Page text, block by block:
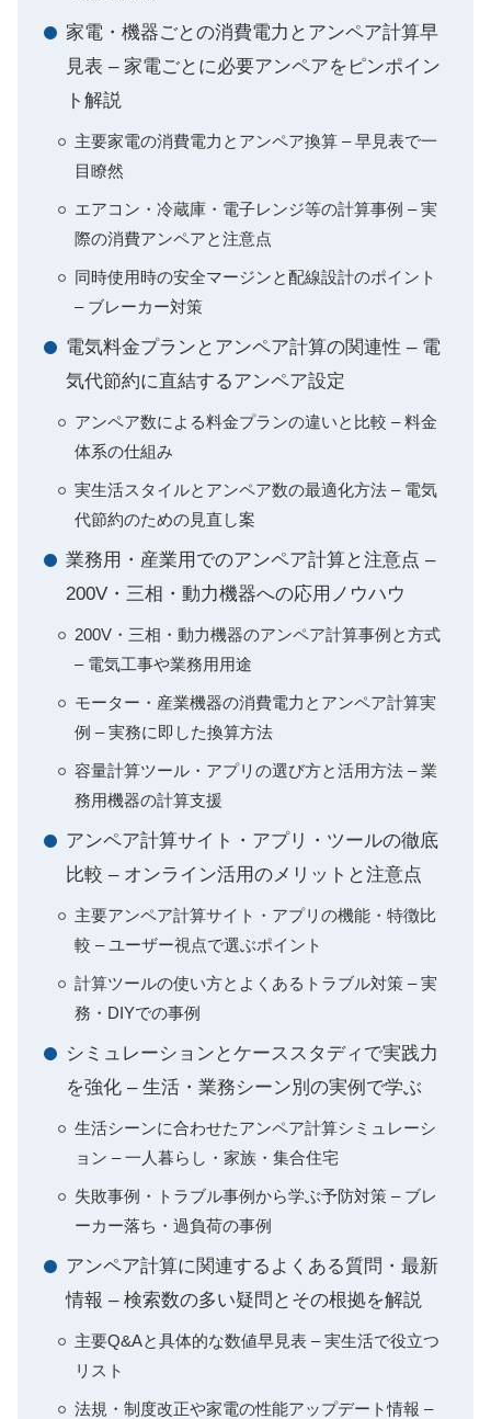
家電・機器ごとの消費電力とアンペア計算早
見表 – 家電ごとに必要アンペアをピンポイン
ト解説
主要家電の消費電力とアンペア換算 – 早見表で一
目瞭然
エアコン・冷蔵庫・電子レンジ等の計算事例 – 実
際の消費アンペアと注意点
同時使用時の安全マージンと配線設計のポイント
– ブレーカー対策
電気料金プランとアンペア計算の関連性 – 電
気代節約に直結するアンペア設定
アンペア数による料金プランの違いと比較 – 料金
体系の仕組み
実生活スタイルとアンペア数の最適化方法 – 電気
代節約のための見直し案
業務用・産業用でのアンペア計算と注意点 –
200V・三相・動力機器への応用ノウハウ
200V・三相・動力機器のアンペア計算事例と方式
– 電気工事や業務用用途
モーター・産業機器の消費電力とアンペア計算実
例 – 実務に即した換算方法
容量計算ツール・アプリの選び方と活用方法 – 業
務用機器の計算支援
アンペア計算サイト・アプリ・ツールの徹底
比較 – オンライン活用のメリットと注意点
主要アンペア計算サイト・アプリの機能・特徴比
較 – ユーザー視点で選ぶポイント
計算ツールの使い方とよくあるトラブル対策 – 実
務・DIYでの事例
シミュレーションとケーススタディで実践力
を強化 – 生活・業務シーン別の実例で学ぶ
生活シーンに合わせたアンペア計算シミュレーシ
ョン – 一人暮らし・家族・集合住宅
失敗事例・トラブル事例から学ぶ予防対策 – ブレ
ーカー落ち・過負荷の事例
アンペア計算に関連するよくある質問・最新
情報 – 検索数の多い疑問とその根拠を解説
主要Q&Aと具体的な数値早見表 – 実生活で役立つ
リスト
法規・制度改正や家電の性能アップデート情報 –